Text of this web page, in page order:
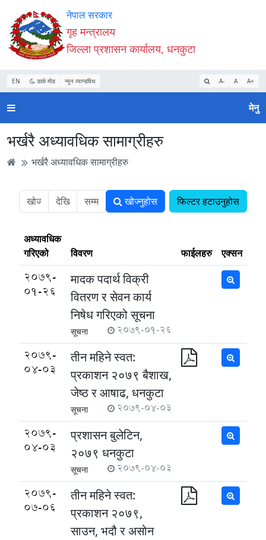
Accessibility
Mode
सुरु
गर्नुहोस्
सामाग्री
पढ्नुहाेस्
नेभिगेसन
पढ्नुहाेस्
वेबसाइट
खोजमा
जानुहोस्
नेपाल सरकार
गृह मन्त्रालय
जिल्ला प्रशासन कार्यालय, धनकुटा
EN डार्क मोड न्यून व्यान्डविथ A- A A+
मेनु
भर्खरै अध्यावधिक सामाग्रीहरु
भर्खरै अध्यावधिक सामाग्रीहरु
खोज्नुहोस फिल्टर हटाउनुहोस
अध्यावधिक
गरिएको
विवरण फाईलहरु एक्सन
2079-
01-26
मादक पदार्थ विक्री
वितरण र सेवन कार्य
निषेध गरिएको सूचना
सूचना 2079-01-26
2079-
04-03
तीन महिने स्वत:
प्रकाशन २०७९ बैशाख,
जेष्ठ र आषाढ, धनकुटा
सूचना 2079-04-03
2079-
04-03
प्रशासन बुलेटिन,
२०७९ धनकुटा
सूचना 2079-04-03
2079-
07-06
तीन महिने स्वत:
प्रकाशन २०७९,
साउन, भदौ र असोन